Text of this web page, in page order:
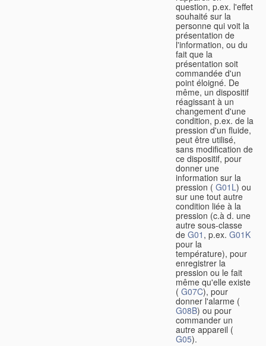
question, p.ex. l'effet
souhaité sur la
personne qui voit la
présentation de
l'information, ou du
fait que la
présentation soit
commandée d'un
point éloigné. De
même, un dispositif
réagissant à un
changement d'une
condition, p.ex. de la
pression d'un fluide,
peut être utilisé,
sans modification de
ce dispositif, pour
donner une
information sur la
pression ( G01L) ou
sur une tout autre
condition liée à la
pression (c.à d. une
autre sous-classe
de G01 , p.ex. G01K
pour la
température), pour
enregistrer la
pression ou le fait
même qu'elle existe
( G07C), pour
donner l'alarme (
G08B) ou pour
commander un
autre appareil (
G05).